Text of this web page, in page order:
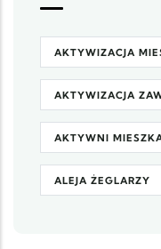
AKTYWIZACJA
AKTYWIZACJA
AKTYWNI
ALEJA ŻEGLARZY